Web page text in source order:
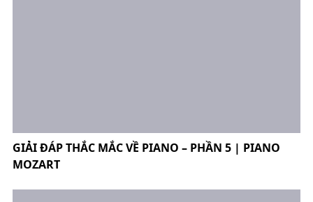
GIẢI ĐÁP THẮC MẮC VỀ PIANO – PHẦN 5 | PIANO
MOZART